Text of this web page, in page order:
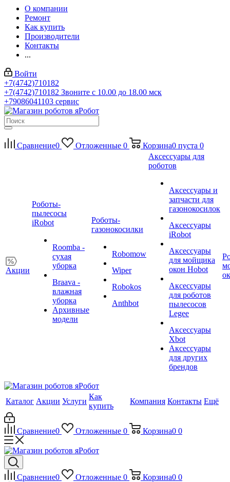
О компании
Ремонт
Как купить
Производители
Контакты
...
Войти
+7(4742)710182
+7(4742)710182 Звоните с 10.00 до 18.00 мск
+79086041103 сервис
Сравнение0 Отложенные 0 Корзина0 пуста 0
Акции
Роботы-
пылесосы
iRobot
Roomba -
сухая
уборка
Braava -
влажная
уборка
Архивные
модели
Роботы-
газонокосилки
Robomow
Wiper
Robokos
Anthbot
Аксессуары для
роботов
Аксессуары и
запчасти для
газонокосилок
Аксессуары
iRobot
Аксессуары
для мойщика
окон Hobot
Аксессуары
для роботов
пылесосов
Legee
Аксессуары
Xbot
Аксессуары
для других
брендов
Каталог Акции Услуги
Как
купить
Компания Контакты Ещё
Сравнение0 Отложенные 0 Корзина0 0
Сравнение0 Отложенные 0 Корзина0 0